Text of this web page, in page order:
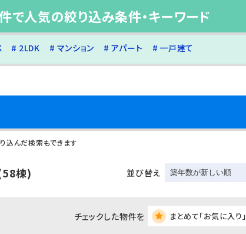
で人気の絞り込み条件・キーワード
2LDK マンション アパート 一戸建て
込んだ検索もできます
棟) 並び替え
チェックした物件を まとめて「お気に入り」